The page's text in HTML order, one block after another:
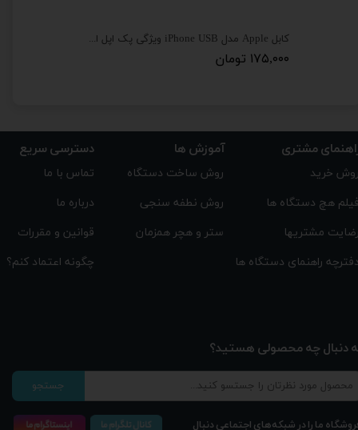
کابل Apple مدل iPhone USB ویژگی پک اپل استوری
۱۷۵,۰۰۰ تومان
مشتری
خرید
هچ دستگاه ها
مشتریها
راهنمای دستگاه ها
آموزش ها
روش ساخت دستگاه
روش نطفه سنجی
ستر و هچر همزمان
دسترسی سریع
تماس با ما
درباره ما
قوانین و مقررات
چگونه اعتماد کنم؟
دنبال چه محصولی هستید؟
جستجو
ما را در شبکه‌های اجتماعی دنبال